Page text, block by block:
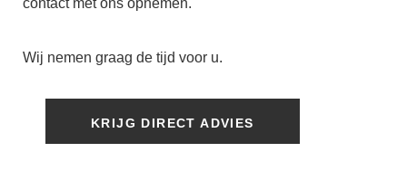
contact met ons opnemen.
Wij nemen graag de tijd voor u.
KRIJG DIRECT ADVIES